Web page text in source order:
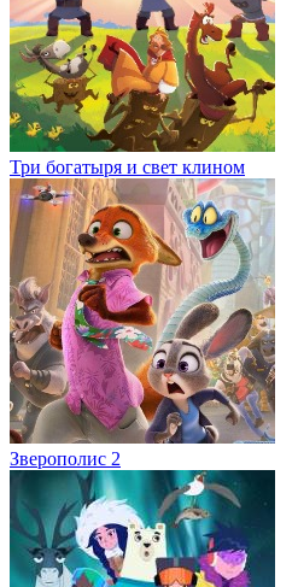
Три богатыря и свет клином
Зверополис 2